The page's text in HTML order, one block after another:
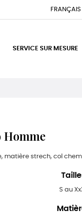
FRANÇAIS
SERVICE SUR MESURE
Homme
matière strech, col
S au